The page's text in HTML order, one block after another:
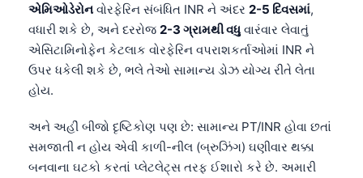
એમિઓડેરોનવોરફેરિન સંબંધિત INR ને અંદર 2-5 દિવસમાં,
વધારી શકે છે, અને દરરોજ 2-3 ગ્રામથી વધુ વારંવાર લેવાતું
એસિટામિનોફેન કેટલાક વોરફેરિન વપરાશકર્તાઓમાં INR ને
ઉપર ધકેલી શકે છે, ભલે તેઓ સામાન્ય ડોઝ યોગ્ય રીતે લેતા
હોય.
અને અહીં બીજો દૃષ્ટિકોણ પણ છે: સામાન્ય PT/INR હોવા છતાં
સમજાતી ન હોય એવી કાળી-નીલ (બ્રુઝિંગ) ઘણીવાર થક્કા
બનવાના ઘટકો કરતાં પ્લેટલેટ્સ તરફ ઈશારો કરે છે. અમારી